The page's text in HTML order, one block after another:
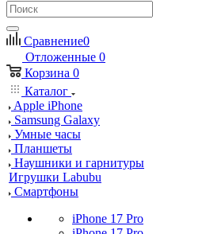
Сравнение0
Отложенные 0
Корзина 0
Каталог
Apple iPhone
Samsung Galaxy
Умные часы
Планшеты
Наушники и гарнитуры
Игрушки Labubu
Смартфоны
iPhone 17 Pro